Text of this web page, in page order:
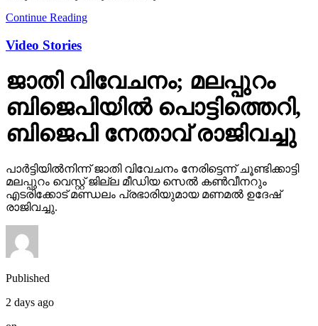
Continue Reading
Video Stories
ജാതി വിവേചനം; മലപ്പുറം
ബിജെപിയില്‍ പൊട്ടിത്തെറി,
ബിജെപി നേതാവ് രാജിവച്ചു
പാര്‍ട്ടിയില്‍നിന്ന് ജാതി വിവേചനം നേരിട്ടെന്ന് ചൂണ്ടിക്കാട്ടി
മലപ്പുറം വെസ്റ്റ് ജില്ല മീഡിയ സെല്‍ കണ്‍വീനറും
എടരിക്കോട് മണ്ഡലം പ്രഭാരിയുമായ മണമല്‍ ഉദേഷ്
രാജിവച്ചു.
Published
2 days ago